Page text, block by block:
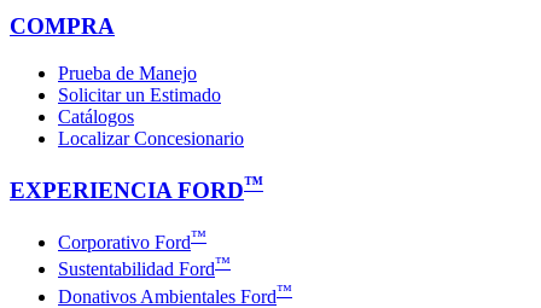
COMPRA
Prueba de Manejo
Solicitar un Estimado
Catálogos
Localizar Concesionario
EXPERIENCIA FORD™
Corporativo Ford™
Sustentabilidad Ford™
Donativos Ambientales Ford™